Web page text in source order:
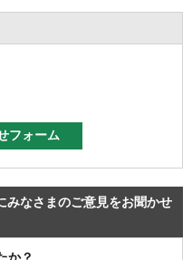
みなさまのご意見をお聞かせ
か？